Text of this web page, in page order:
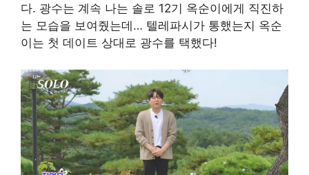
다. 광수는 계속 나는 솔로 12기 옥순이에게 직진하
는 모습을 보여줬는데… 텔레파시가 통했는지 옥순
이는 첫 데이트 상대로 광수를 택했다!